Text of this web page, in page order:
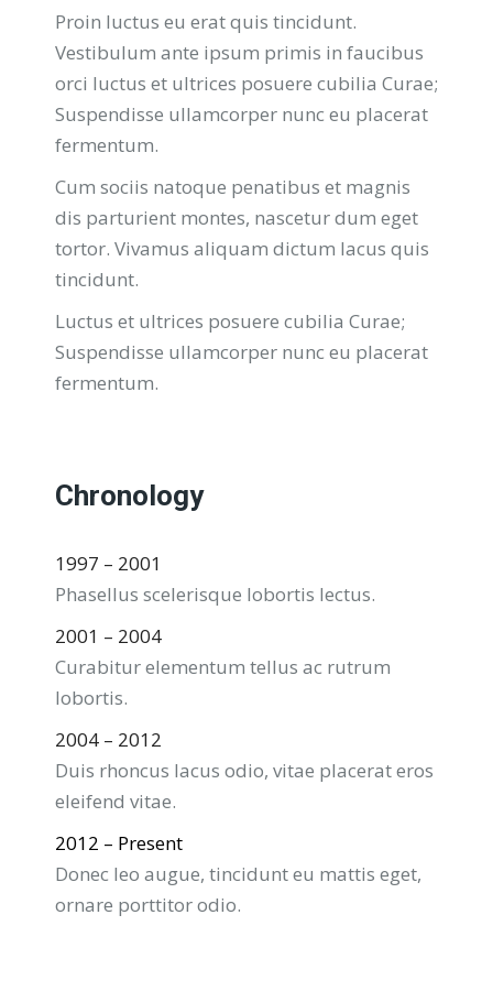
Proin luctus eu erat quis tincidunt.
Vestibulum ante ipsum primis in faucibus
orci luctus et ultrices posuere cubilia Curae;
Suspendisse ullamcorper nunc eu placerat
fermentum.
Cum sociis natoque penatibus et magnis
dis parturient montes, nascetur dum eget
tortor. Vivamus aliquam dictum lacus quis
tincidunt.
Luctus et ultrices posuere cubilia Curae;
Suspendisse ullamcorper nunc eu placerat
fermentum.
Chronology
1997 – 2001
Phasellus scelerisque lobortis lectus.
2001 – 2004
Curabitur elementum tellus ac rutrum
lobortis.
2004 – 2012
Duis rhoncus lacus odio, vitae placerat eros
eleifend vitae.
2012 – Present
Donec leo augue, tincidunt eu mattis eget,
ornare porttitor odio.